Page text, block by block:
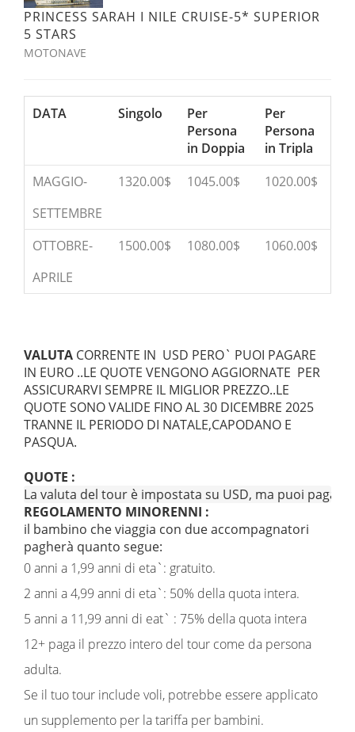
PRINCESS SARAH I NILE CRUISE-5* SUPERIOR
5 STARS
MOTONAVE
DATA Singolo
Per
Persona
in Doppia
Per
Persona
in Tripla
MAGGIO-
SETTEMBRE
1320.00$ 1045.00$ 1020.00$
OTTOBRE-
APRILE
1500.00$ 1080.00$ 1060.00$
VALUTA CORRENTE IN USD PERO` PUOI PAGARE
IN EURO ..LE QUOTE VENGONO AGGIORNATE PER
ASSICURARVI SEMPRE IL MIGLIOR PREZZO..LE
QUOTE SONO VALIDE FINO AL 30 DICEMBRE 2025
TRANNE IL PERIODO DI NATALE,CAPODANO E
PASQUA.
QUOTE :
La valuta del tour è impostata su USD, ma puoi
REGOLAMENTO MINORENNI :
il bambino che viaggia con due accompagnatori
pagherà quanto segue:
0 anni a 1,99 anni di eta`: gratuito.
2 anni a 4,99 anni di eta`: 50% della quota intera.
5 anni a 11,99 anni di eat` : 75% della quota intera
12+ paga il prezzo intero del tour come da persona
adulta.
Se il tuo tour include voli, potrebbe essere applicato
un supplemento per la tariffa per bambini.